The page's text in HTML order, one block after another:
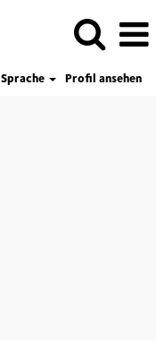
Sprache
Profil ansehen